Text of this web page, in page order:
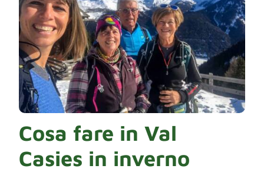
Cosa fare in Val
Casies in inverno